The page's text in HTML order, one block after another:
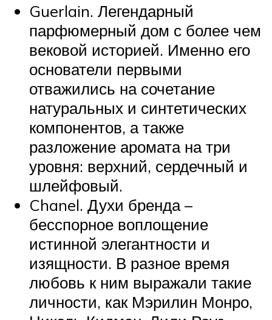
Guerlain. Легендарный
парфюмерный дом с более чем
вековой историей. Именно его
основатели первыми
отважились на сочетание
натуральных и синтетических
компонентов, а также
разложение аромата на три
уровня: верхний, сердечный и
шлейфовый.
Chanel. Духи бренда –
бесспорное воплощение
истинной элегантности и
изящности. В разное время
любовь к ним выражали такие
личности, как Мэрилин Монро,